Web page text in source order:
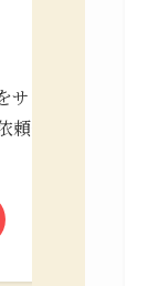
ポ
や